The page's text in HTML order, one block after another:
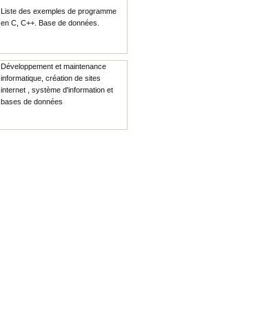
Liste des exemples de programme
en C, C++. Base de données.
Développement et maintenance
informatique, création de sites
internet , système d'information et
bases de données